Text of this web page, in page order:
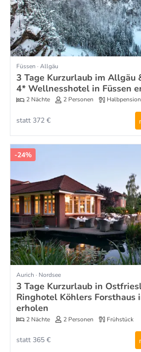
Füssen · Allgäu
3 Tage Kurzurlaub im Allgäu
4* Wellnesshotel in Füssen
2 Nächte 2 Personen Halbpension
statt 372 €
-24%
Aurich · Nordsee
3 Tage Kurzurlaub in
Ringhotel Köhlers Forsthaus
erholen
2 Nächte 2 Personen Frühstück
statt 365 €